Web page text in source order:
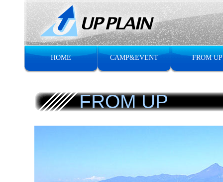
HOME CAMP&EVENT FROM UP
FROM UP